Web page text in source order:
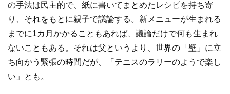
の手法は民主的で、紙に書いてまとめたレシピを持ち寄
り、それをもとに親子で議論する。新メニューが生まれる
までに1カ月かかることもあれば、議論だけで何も生まれ
ないこともある。それは父というより、世界の「壁」に立
ち向かう緊張の時間だが、「テニスのラリーのようで楽し
い」とも。